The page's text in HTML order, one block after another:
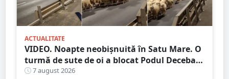
ACTUALITATE
VIDEO. Noapte neobișnuită în Satu Mare. O
turmă de sute de oi a blocat Podul Decebal.
Gest de apreciat al ciobanului
7 august 2026